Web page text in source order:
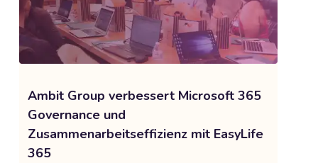
Ambit Group verbessert Microsoft 365
Governance und
Zusammenarbeitseffizienz mit EasyLife
365